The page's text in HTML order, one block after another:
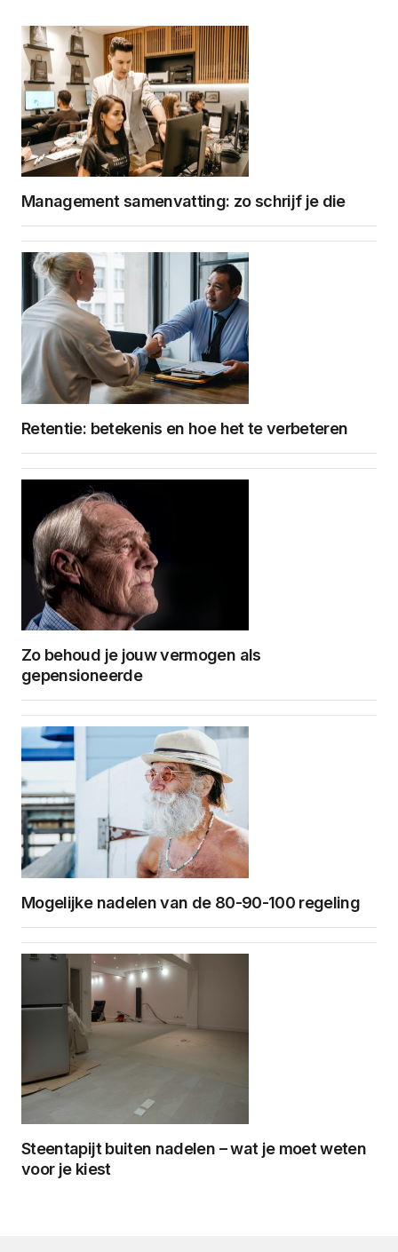
Management samenvatting: zo schrijf je die
Retentie: betekenis en hoe het te verbeteren
Zo behoud je jouw vermogen als
gepensioneerde
Mogelijke nadelen van de 80-90-100 regeling
Steentapijt buiten nadelen – wat je moet weten
voor je kiest